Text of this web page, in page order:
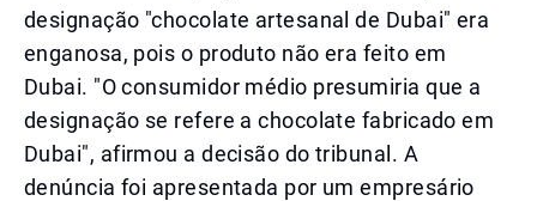
designação "chocolate artesanal de Dubai" era
enganosa, pois o produto não era feito em
Dubai. "O consumidor médio presumiria que a
designação se refere a chocolate fabricado em
Dubai", afirmou a decisão do tribunal. A
denúncia foi apresentada por um empresário